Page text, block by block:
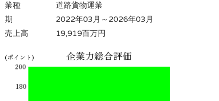
業種
道路貨物運業
期
2022年03月～2026年03月
売上高
19,919百万円